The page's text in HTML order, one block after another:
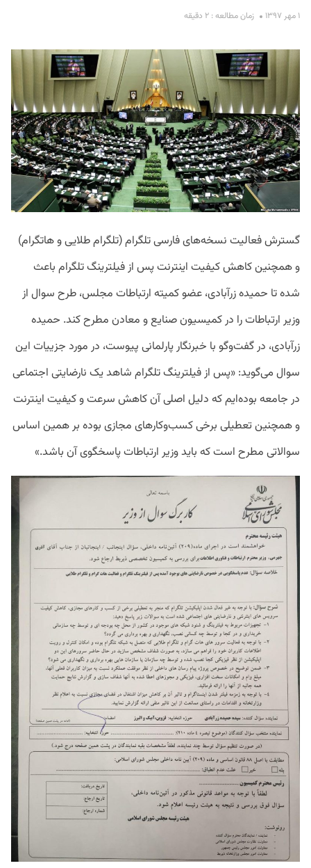
۱ مهر ۱۳۹۷ زمان مطالعه : ۲ دقیقه
گسترش فعالیت نسخه‌های فارسی تلگرام (تلگرام طلایی و هاتگرام)
و همچنین کاهش کیفیت اینترنت پس از فیلترینگ تلگرام باعث
شده تا حمیده زرآبادی، عضو کمیته ارتباطات مجلس، طرح سوال از
وزیر ارتباطات را در کمیسیون صنایع و معادن مطرح کند. حمیده
زرآبادی، در گفت‌وگو با خبرنگار پارلمانی پیوست، در مورد جزییات این
سوال می‌گوید:‌ «پس از فیلترینگ تلگرام شاهد یک نارضایتی اجتماعی
در جامعه بوده‌ایم که دلیل اصلی آن کاهش سرعت و کیفیت اینترنت
و همچنین تعطیلی برخی کسب‌وکارهای مجازی بوده بر همین اساس
سوالاتی مطرح است که باید وزیر ارتباطات پاسخگوی آن باشد.»